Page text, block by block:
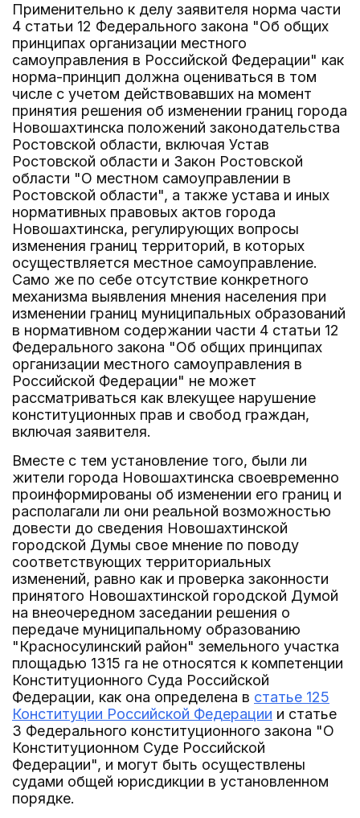
Применительно к делу заявителя норма части
4 статьи 12 Федерального закона "Об общих
принципах организации местного
самоуправления в Российской Федерации" как
норма-принцип должна оцениваться в том
числе с учетом действовавших на момент
принятия решения об изменении границ города
Новошахтинска положений законодательства
Ростовской области, включая Устав
Ростовской области и Закон Ростовской
области "О местном самоуправлении в
Ростовской области", а также устава и иных
нормативных правовых актов города
Новошахтинска, регулирующих вопросы
изменения границ территорий, в которых
осуществляется местное самоуправление.
Само же по себе отсутствие конкретного
механизма выявления мнения населения при
изменении границ муниципальных образований
в нормативном содержании части 4 статьи 12
Федерального закона "Об общих принципах
организации местного самоуправления в
Российской Федерации" не может
рассматриваться как влекущее нарушение
конституционных прав и свобод граждан,
включая заявителя.
Вместе с тем установление того, были ли
жители города Новошахтинска своевременно
проинформированы об изменении его границ и
располагали ли они реальной возможностью
довести до сведения Новошахтинской
городской Думы свое мнение по поводу
соответствующих территориальных
изменений, равно как и проверка законности
принятого Новошахтинской городской Думой
на внеочередном заседании решения о
передаче муниципальному образованию
"Красносулинский район" земельного участка
площадью 1315 га не относятся к компетенции
Конституционного Суда Российской
Федерации, как она определена в статье 125
Конституции Российской Федерации и статье
3 Федерального конституционного закона "О
Конституционном Суде Российской
Федерации", и могут быть осуществлены
судами общей юрисдикции в установленном
порядке.